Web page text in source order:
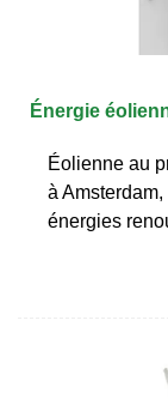
Énergie
Éolienne au
à
énergies